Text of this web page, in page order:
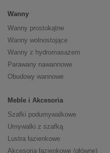
Wanny
Wanny prostokątne
Wanny wolnostojące
Wanny z hydromasażem
Parawany nawannowe
Obudowy wannowe
Meble i Akcesoria
Szafki podumywalkowe
Umywalki z szafką
Lustra łazienkowe
Akcesoria łazienkowe (główne)